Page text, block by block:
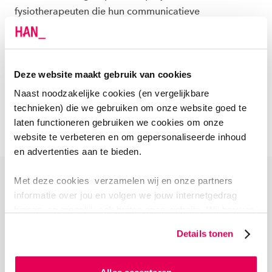
Deze website maakt gebruik van cookies
Naast noodzakelijke cookies (en vergelijkbare
technieken) die we gebruiken om onze website goed te
laten functioneren gebruiken we cookies om onze
website te verbeteren en om gepersonaliseerde inhoud
en advertenties aan te bieden.
Met deze cookies verzamelen wij en onze partners
informatie over jou en volgen we jouw internetgedrag
website en communicatie aan op jouw voorkeuren. Ook
van jouw internetgedrag.
Details tonen
fysiotherapeuten die hun communicatieve
vaardigheden willen versterken, en hun patiënten met
worden ingezet in de opleiding Fysiotherapie, zodat
toekomstige professionals leren hoe communicatie
bijdraagt aan herstel.
MAAK KENNIS
&amp;nbsp;